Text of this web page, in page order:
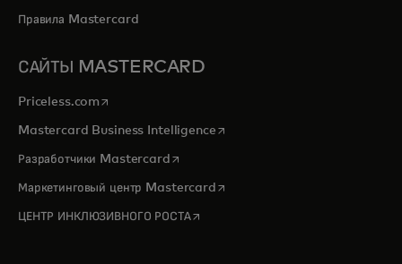
Правила Mastercard
САЙТЫ MASTERCARD
Priceless.com opens in a new tab
Mastercard Business Intelligenceopens in a new tab
Разработчики Mastercardopens in a new tab
Маркетинговый центр Mastercardopens in a new tab
ЦЕНТР ИНКЛЮЗИВНОГО РОСТАopens in a new tab